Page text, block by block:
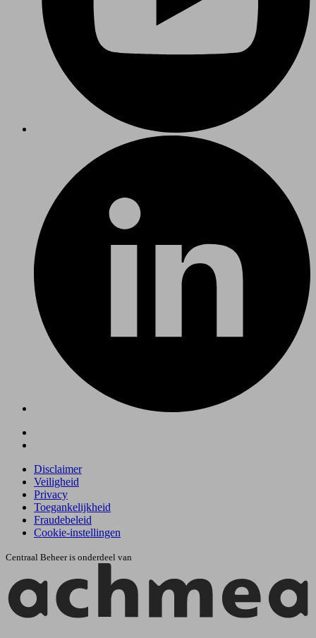
Disclaimer
Veiligheid
Privacy
Toegankelijkheid
Fraudebeleid
Cookie-instellingen
Centraal Beheer is onderdeel van